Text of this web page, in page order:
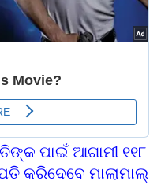
ପାଇଁ ଆଗାମୀ ୧୧୮
କରିଦେବେ ମାଲାମାଲ୍